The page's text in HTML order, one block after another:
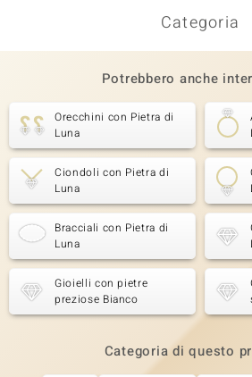
Categoria
Potrebbero anche
Orecchini con Pietra di
Luna
Ciondoli con Pietra di
Luna
Bracciali con Pietra di
Luna
Gioielli con pietre
preziose Bianco
Categoria di questo